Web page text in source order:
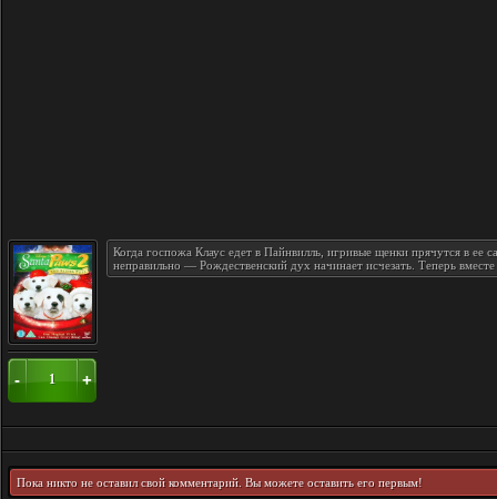
- 1 +
Когда госпожа Клаус едет в Пайнвилль, игривые щенки прячутся в
неправильно — Рождественский дух начинает исчезать. Теперь
Пока никто не оставил свой комментарий. Вы можете оставить его первым!